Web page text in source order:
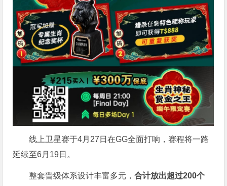
线上卫星赛于4月27日在GG全面打响，赛程将一路
延续至6月19日。
整套晋级体系设计丰富多元，合计放出超过200个